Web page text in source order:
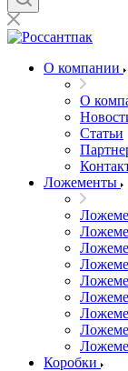
О компании
О
Статьи
Ложементы
Коробки